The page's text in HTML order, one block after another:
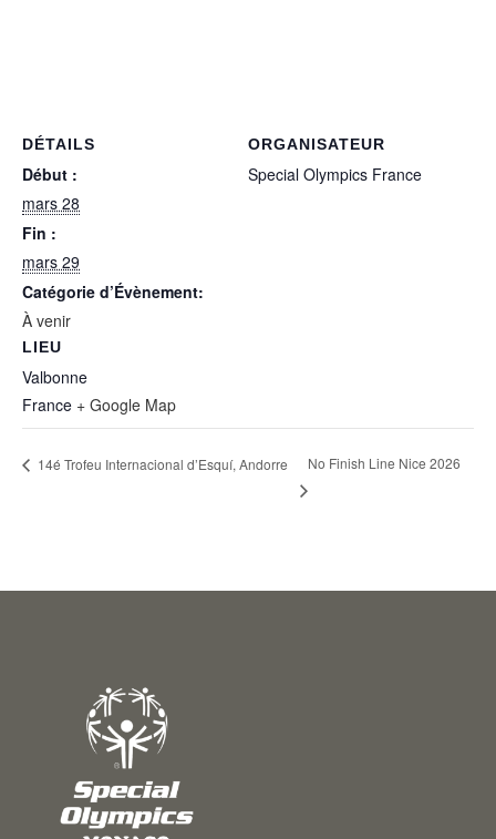
DÉTAILS
Début :
mars 28
Fin :
mars 29
Catégorie d’Évènement:
À venir
LIEU
Valbonne
France + Google Map
ORGANISATEUR
Special Olympics France
14é Trofeu Internacional d’Esquí, Andorre No Finish Line Nice 2026